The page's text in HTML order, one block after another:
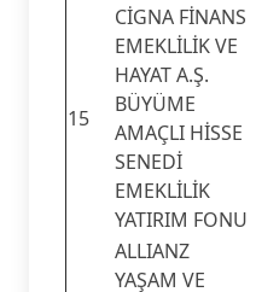
15
CİGNA FİNANS
EMEKLİLİK VE
HAYAT A.Ş.
BÜYÜME
AMAÇLI HİSSE
SENEDİ
EMEKLİLİK
YATIRIM FONU
ALLIANZ
YAŞAM VE